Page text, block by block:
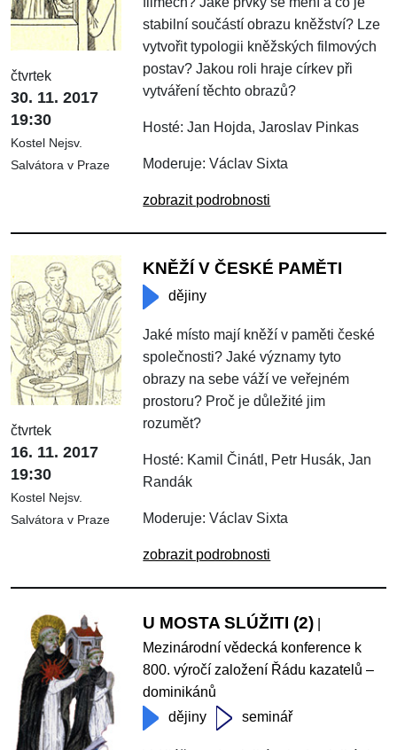
čtvrtek
30. 11. 2017
19:30
Kostel Nejsv.
Salvátora v Praze
stabilní součástí obrazu kněžství? Lze
vytvořit typologii kněžských filmových
postav? Jakou roli hraje církev při
vytváření těchto obrazů?
Hosté: Jan Hojda, Jaroslav Pinkas
Moderuje: Václav Sixta
zobrazit podrobnosti
čtvrtek
16. 11. 2017
19:30
Kostel Nejsv.
Salvátora v Praze
KNĚŽÍ V ČESKÉ PAMĚTI
dějiny
Jaké místo mají kněží v paměti české
společnosti? Jaké významy tyto
obrazy na sebe váží ve veřejném
prostoru? Proč je důležité jim
rozumět?
Hosté: Kamil Činátl, Petr Husák, Jan
Randák
Moderuje: Václav Sixta
zobrazit podrobnosti
U MOSTA SLÚŽITI (2)
Mezinárodní vědecká konference k
800. výročí založení Řádu kazatelů –
dominikánů
dějiny
seminář